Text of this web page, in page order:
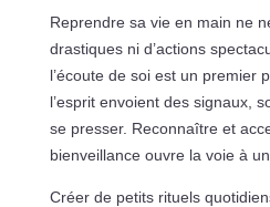
Reprendre sa vie en main ne
drastiques ni d’actions
l’écoute de soi est un premier
l’esprit envoient des signaux,
se presser. Reconnaître et
bienveillance ouvre la voie à
Créer de petits rituels